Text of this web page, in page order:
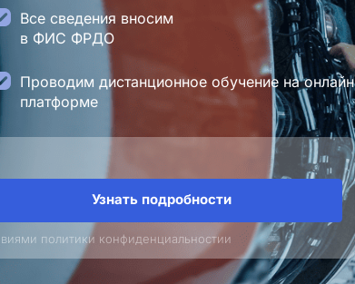
Все сведения вносим
в ФИС ФРДО
Проводим дистанционное обучение на онлайн
платформе
Узнать подробности
политики конфиденциальностии